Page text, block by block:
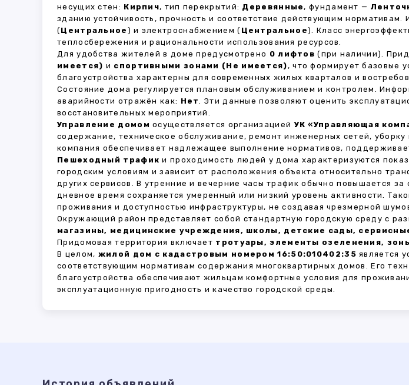
несущих стен: Кирпич, тип перекрытий: Деревянные, фундамент —
зданию устойчивость, прочность и соответствие действующим
(Центральное ) и электроснабжением ( Центральное). Класс
теплосбережения и рациональности использования ресурсов.
Для удобства жителей в доме предусмотрено 0 лифтов (при наличии).
имеется) и спортивными зонами (Не имеется), что формирует базовые
благоустройства характерны для современных жилых кварталов и
Состояние дома регулируется плановым обслуживанием и контролем.
аварийности отражён как: Нет. Эти данные позволяют оценить
восстановительных мероприятий.
Управление домом осуществляется организациейУК «Управляющая
содержание, техническое обслуживание, ремонт инженерных сетей,
компания обеспечивает надлежащее выполнение нормативов,
Пешеходный трафик и проходимость людей у дома характеризуются
городским условиям и зависит от расположения объекта относительно
других сервисов. В утренние и вечерние часы трафик обычно повышается
дневное время сохраняется умеренный или низкий уровень активности.
проживания и доступностью инфраструктуры, не создавая чрезмерной
Окружающий район представляет собой стандартную городскую среду с
магазины, медицинские учреждения, школы, детские сады,
Придомовая территория включает тротуары, элементы озеленения,
В целом, жилой дом с кадастровым номером 16:50:010402:35 является
соответствующим нормативам содержания многоквартирных домов. Его
благоустройства обеспечивают жильцам комфортные условия для
эксплуатационную пригодность и качество городской среды.